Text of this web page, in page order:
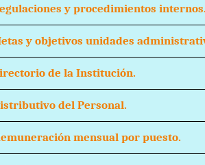
y procedimientos
y objetivos unidades
de la Institución.
del Personal.
mensual por puesto.